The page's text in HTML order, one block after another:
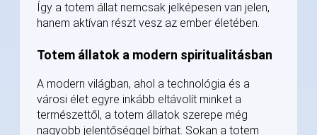
Így a totem állat nemcsak jelképesen van jelen,
hanem aktívan részt vesz az ember életében.
Totem állatok a modern spiritualitásban
A modern világban, ahol a technológia és a
városi élet egyre inkább eltávolít minket a
természettől, a totem állatok szerepe még
nagyobb jelentőséggel bírhat. Sokan a totem